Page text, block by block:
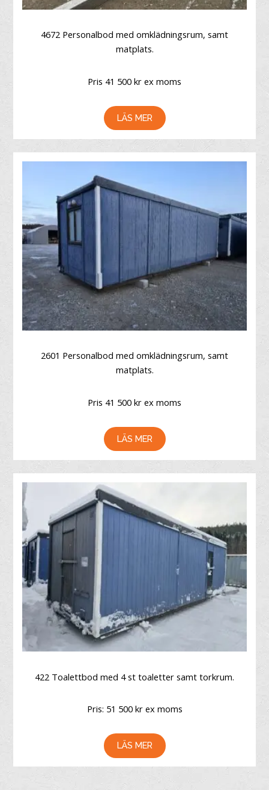
4672 Personalbod med omklädningsrum, samt
matplats.
Pris 41 500 kr ex moms
LÄS MER
2601 Personalbod med omklädningsrum, samt
matplats.
Pris 41 500 kr ex moms
LÄS MER
422 Toalettbod med 4 st toaletter samt torkrum.
Pris: 51 500 kr ex moms
LÄS MER